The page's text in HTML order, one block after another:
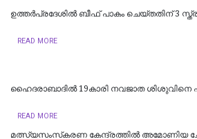
ഉത്തര്‍പ്രദേശില്‍ ബീഫ് പാകം ചെയ്തതിന് 3
READ MORE
ഹൈദരാബാദില്‍ 19കാരി നവജാത
READ MORE
മത്സ്യസംസ്‌കരണ കേന്ദ്രത്തിൽ അമോണിയ